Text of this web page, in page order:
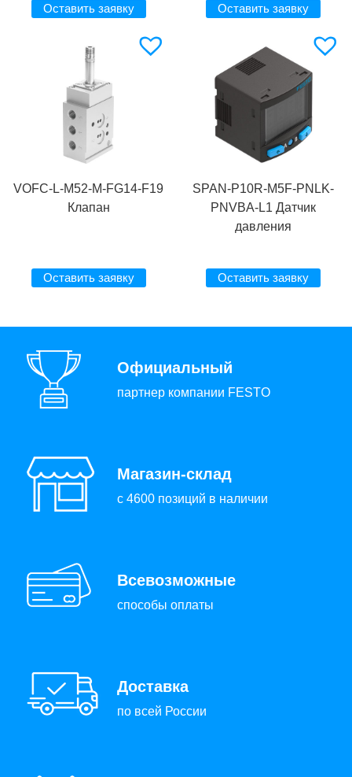
Оставить заявку Оставить заявку
VOFC-L-M52-M-FG14-F19
Клапан
Оставить заявку
SPAN-P10R-M5F-PNLK-
PNVBA-L1 Датчик
давления
Оставить заявку
Официальный
партнер компании FESTO
Магазин-склад
с 4600 позиций в наличии
Всевозможные
способы оплаты
Доставка
по всей России